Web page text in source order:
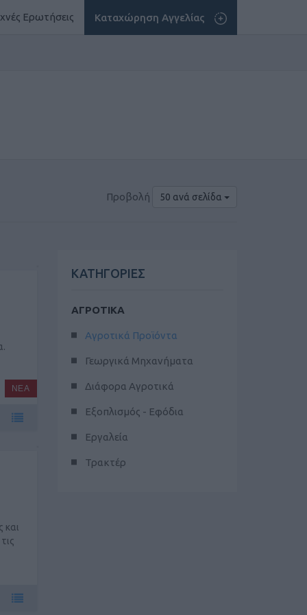
Ερωτήσεις Καταχώρηση Αγγελίας
Προβολή 50 ανά σελίδα
ΝΕΑ
και
ΚΑΤΗΓΟΡΙΕΣ
ΑΓΡΟΤΙΚΑ
Αγροτικά Προϊόντα
Γεωργικά Μηχανήματα
Διάφορα Αγροτικά
Εξοπλισμός - Εφόδια
Εργαλεία
Τρακτέρ